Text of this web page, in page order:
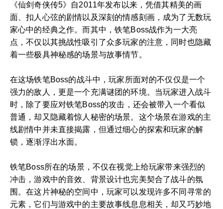
《仙剑奇侠传5》自2011年发布以来，凭借其精美的画
面、扣人心弦的剧情以及深刻的情感刻画，成为了无数玩
家心中的经典之作。而其中，铁笔Boss战作为一大亮
点，不仅以其挑战性吸引了众多玩家的注意，同时也隐藏
着一些极具神秘感的场景与故事情节。
在这场铁笔Boss的战斗中，玩家所面对的不仅仅是一个
强力的敌人，更是一个充满谜团的环境。当玩家进入战斗
时，除了要应对铁笔Boss的攻击，还会被带入一个看似
普通，却又隐藏着惊人秘密的场景。这个场景在游戏的主
线剧情中并未直接揭露，但通过细心的探索和玩家的解
锁，逐渐浮出水面。
铁笔Boss所在的场景，不仅在视觉上给玩家带来强烈的
冲击，游戏中的音效、背景设计也完美契合了战斗的氛
围。在这片神秘的空间中，玩家可以发现许多不同寻常的
元素，它们与游戏中的主要故事线息息相关，却又巧妙地